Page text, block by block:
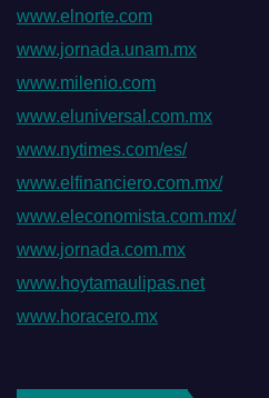
www.elnorte.com
www.jornada.unam.mx
www.milenio.com
www.eluniversal.com.mx
www.nytimes.com/es/
www.elfinanciero.com.mx/
www.eleconomista.com.mx/
www.jornada.com.mx
www.hoytamaulipas.net
www.horacero.mx